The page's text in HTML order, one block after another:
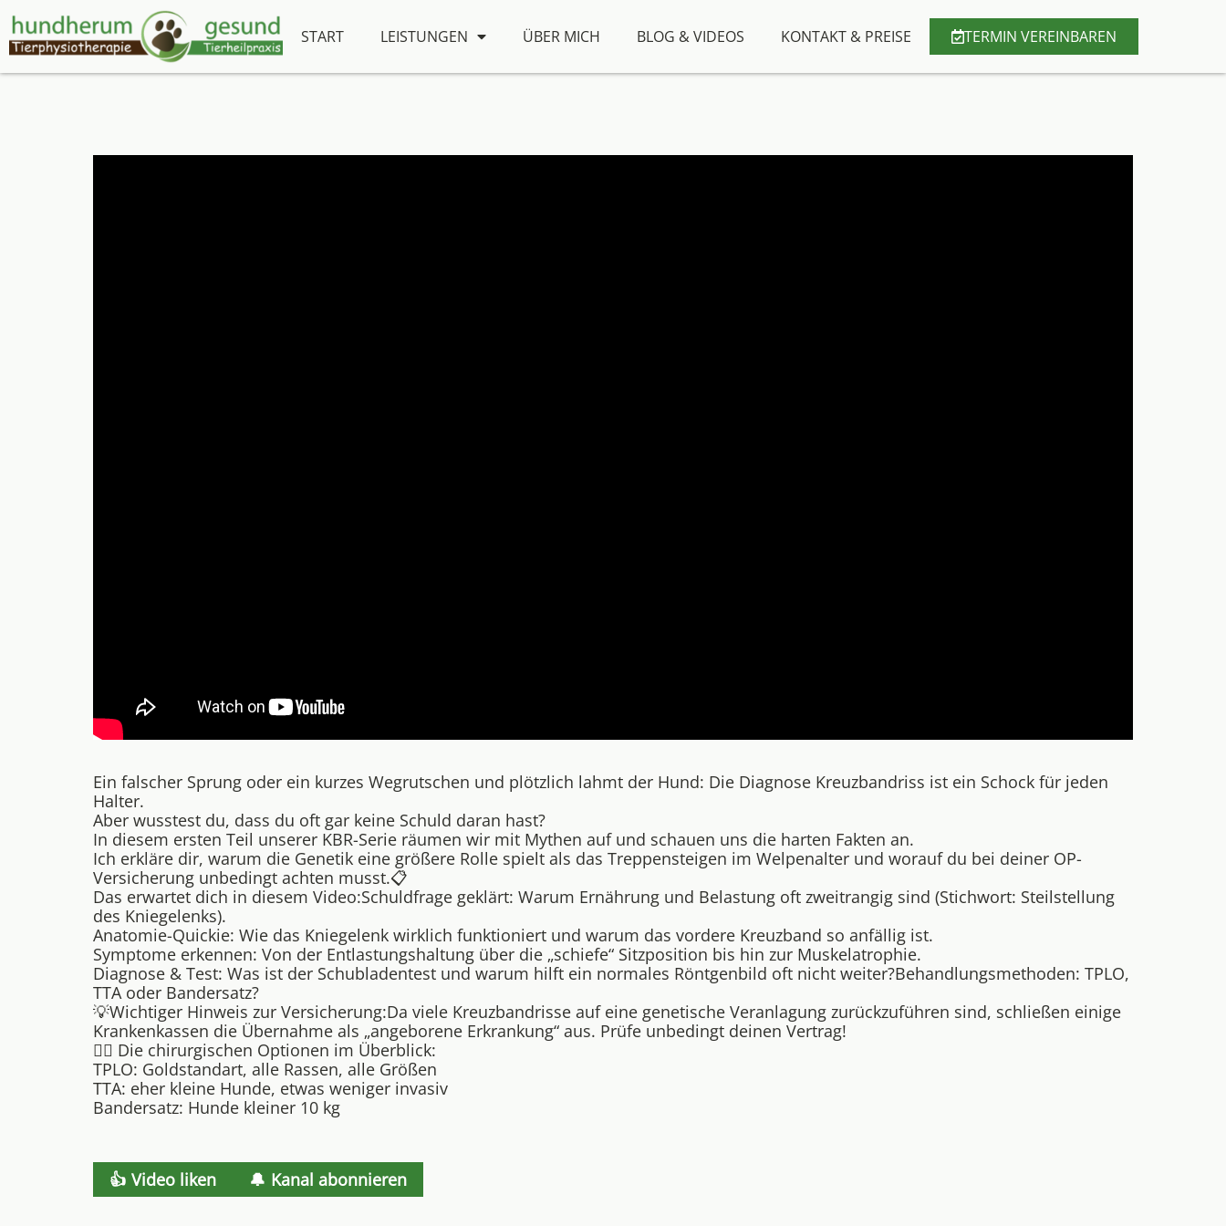
START LEISTUNGEN ÜBER MICH BLOG & VIDEOS KONTAKT & PREISE TERMIN VEREINBAREN
Ein falscher Sprung oder ein kurzes Wegrutschen und plötzlich lahmt der Hund: Die Diagnose Kreuzbandriss ist ein Schock für jeden
Halter.
Aber wusstest du, dass du oft gar keine Schuld daran hast?
In diesem ersten Teil unserer KBR-Serie räumen wir mit Mythen auf und schauen uns die harten Fakten an.
Ich erkläre dir, warum die Genetik eine größere Rolle spielt als das Treppensteigen im Welpenalter und worauf du bei deiner OP-
Versicherung unbedingt achten musst.📋
Das erwartet dich in diesem Video:Schuldfrage geklärt: Warum Ernährung und Belastung oft zweitrangig sind (Stichwort: Steilstellung
des Kniegelenks).
Anatomie-Quickie: Wie das Kniegelenk wirklich funktioniert und warum das vordere Kreuzband so anfällig ist.
Symptome erkennen: Von der Entlastungshaltung über die „schiefe“ Sitzposition bis hin zur Muskelatrophie.
Diagnose & Test: Was ist der Schubladentest und warum hilft ein normales Röntgenbild oft nicht weiter?Behandlungsmethoden: TPLO,
TTA oder Bandersatz?
💡Wichtiger Hinweis zur Versicherung:Da viele Kreuzbandrisse auf eine genetische Veranlagung zurückzuführen sind, schließen einige
Krankenkassen die Übernahme als „angeborene Erkrankung“ aus. Prüfe unbedingt deinen Vertrag!
👨‍⚕️ Die chirurgischen Optionen im Überblick:
TPLO: Goldstandart, alle Rassen, alle Größen
TTA: eher kleine Hunde, etwas weniger invasiv
Bandersatz: Hunde kleiner 10 kg
👍 Video liken 🔔 Kanal abonnieren